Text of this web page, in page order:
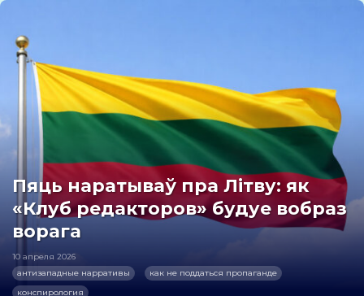
Пяць наратываў пра Літву: як
«Клуб редакторов» будуе вобраз
ворага
10 апреля 2026
антизападные нарративы
как не поддаться пропаганде
конспирология